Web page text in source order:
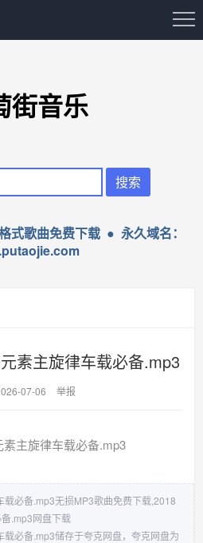
街音乐
式歌曲免费下载 ● 永久域名：
素主旋律车载必备.mp3
07-06 举报
主旋律车载必备.mp3
必备.mp3无损MP3歌曲免费下载,2018
.mp3网盘下载
必备.mp3储存于夸克网盘，夸克网盘为